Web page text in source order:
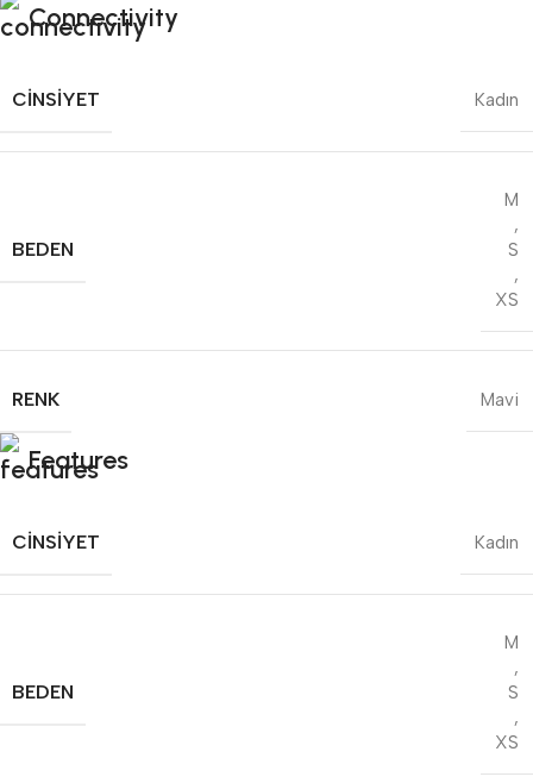
Connectivity
CINSIYET Kadın
BEDEN
M
,
S
,
XS
RENK Mavi
Features
CINSIYET Kadın
BEDEN
M
,
S
,
XS